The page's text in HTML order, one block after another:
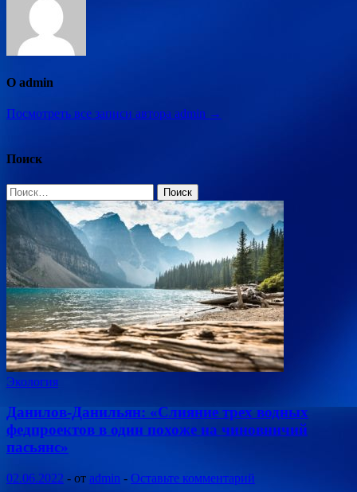
О admin
Посмотреть все записи автора admin →
Поиск
Найти:
Экология
Данилов-Данильян: «Слияние трех водных
федпроектов в один похоже на чиновничий
пасьянс»
02.06.2022 - от admin - Оставьте комментарий